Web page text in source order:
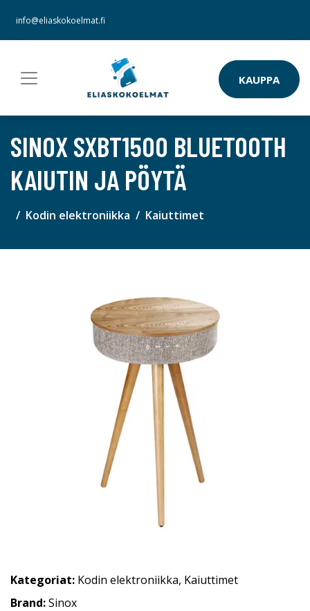
info@eliaskokoelmat.fi
KAUPPA
SINOX SXBT1500 BLUETOOTH
KAIUTIN JA PÖYTÄ
Kodin elektroniikka Kaiuttimet
Kategoriat: Kodin elektroniikka, Kaiuttimet
Brand:Sinox